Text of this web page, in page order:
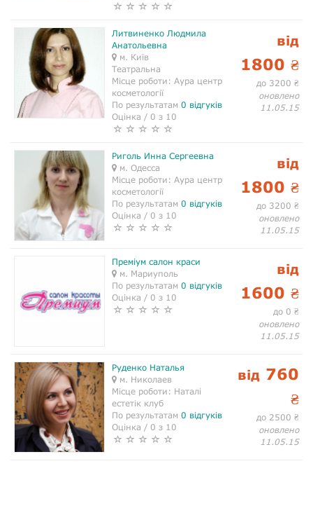
Литвиненко Людмила
Анатольевна
м. Київ
Театральна
Місце роботи: Аура центр
косметології
По результатам 0 відгуків
Оцінка / 0 з 10
від
1800 ₴
до 3200 ₴
оновлено
11.05.15
Риголь Инна Сергеевна
м. Одесса
Місце роботи: Аура центр
косметології
По результатам 0 відгуків
Оцінка / 0 з 10
від
1800 ₴
до 3200 ₴
оновлено
11.05.15
Преміум салон краси
м. Мариуполь
По результатам 0 відгуків
Оцінка / 0 з 10
від
1600 ₴
до 0 ₴
оновлено
11.05.15
Руденко Наталья
м. Николаев
Місце роботи: Наталі
естетік клуб
По результатам 0 відгуків
Оцінка / 0 з 10
від 760
₴
до 2500 ₴
оновлено
11.05.15